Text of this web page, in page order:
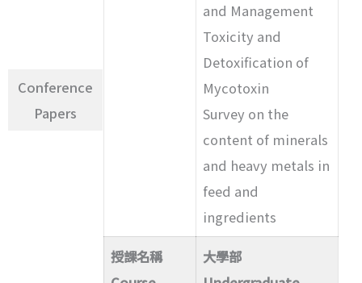
Conference
Papers
and Management
Toxicity and
Detoxification of
Mycotoxin
Survey on the
content of minerals
and heavy metals in
feed and
ingredients
授課名稱
大學部